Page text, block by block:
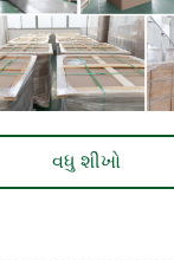
વધુ શીખો